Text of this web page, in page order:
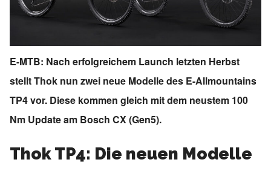
E-MTB: Nach erfolgreichem Launch letzten Herbst
stellt Thok nun zwei neue Modelle des E-Allmountains
TP4 vor. Diese kommen gleich mit dem neustem 100
Nm Update am Bosch CX (Gen5).
Thok TP4: Die neuen Modelle